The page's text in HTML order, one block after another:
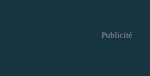
Publicité